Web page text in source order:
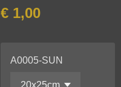
€ 1,00
A0005-SUN